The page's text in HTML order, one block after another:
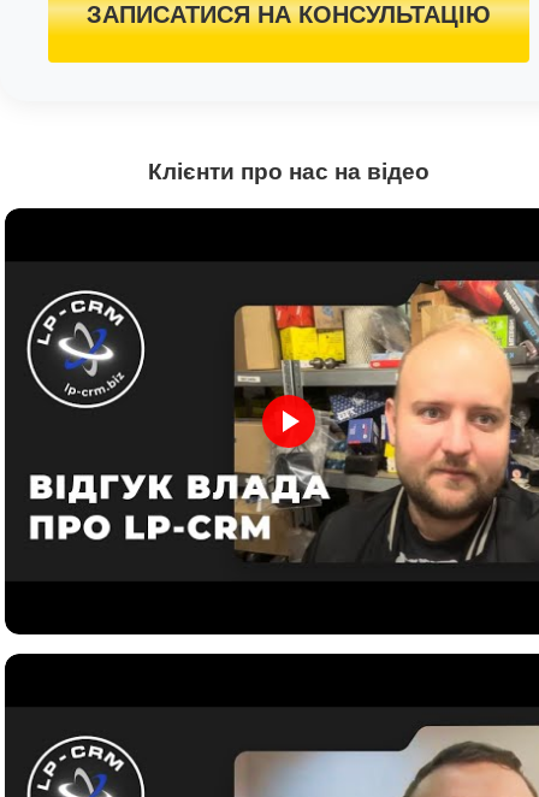
ЗАПИСАТИСЯ НА КОНСУЛЬТАЦІЮ
Клієнти про нас на відео